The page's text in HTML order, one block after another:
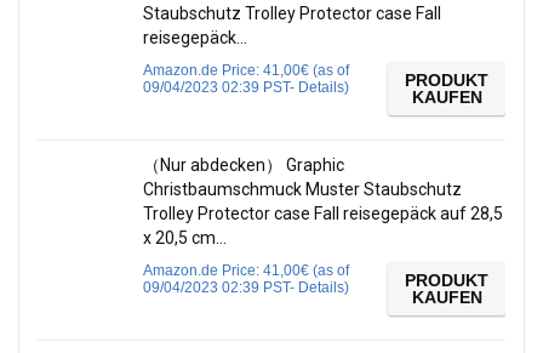
Staubschutz Trolley Protector case Fall
reisegepäck…
Amazon.de Price: 41,00€ (as of
09/04/2023 02:39 PST- Details)
PRODUKT
KAUFEN
（Nur abdecken） Graphic
Christbaumschmuck Muster Staubschutz
Trolley Protector case Fall reisegepäck auf 28,5
x 20,5 cm…
Amazon.de Price: 41,00€ (as of
09/04/2023 02:39 PST- Details)
PRODUKT
KAUFEN